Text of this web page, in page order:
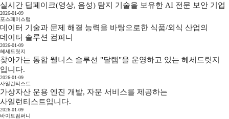
실시간 딥페이크(영상, 음성) 탐지 기술을 보유한 AI 전문 보안 기업
2026-01-09
포스페이스랩
데이터 기술과 문제 해결 능력을 바탕으로한 식품/외식 산업의
데이터 솔루션 컴퍼니
2026-01-09
헤세드릿지
찾아가는 통합 웰니스 솔루션 "달램"을 운영하고 있는 헤세드릿지
입니다.
2026-01-09
사일런티스트
가상자산 운용 엔진 개발, 자문 서비스를 제공하는
사일런티스트입니다.
2026-01-09
바이트컴퍼니